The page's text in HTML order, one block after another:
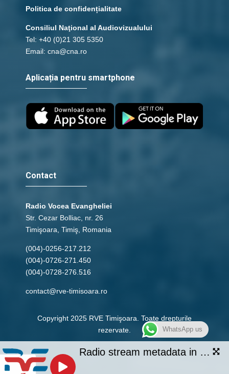
Politica de confidențialitate
Consiliul Naţional al Audiovizualului
Tel: +40 (0)21 305 5350
Email: cna@cna.ro
Aplicația pentru smartphone
Contact
Radio Vocea Evangheliei
Str. Cezar Bolliac, nr. 26
Timişoara, Timiş, Romania
(004)-0256-217.212
(004)-0726-271.450
(004)-0728-276.516
contact@rve-timisoara.ro
Copyright 2025 RVE Timişoara. Toate drepturile
rezervate.
Radio stream metadata in not available.
WhatsApp us